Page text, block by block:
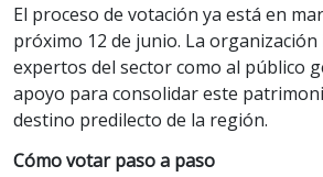
El proceso de votación ya está en
próximo 12 de junio. La
expertos del sector como al público
apoyo para consolidar este
destino predilecto de la región.
Cómo votar paso a paso